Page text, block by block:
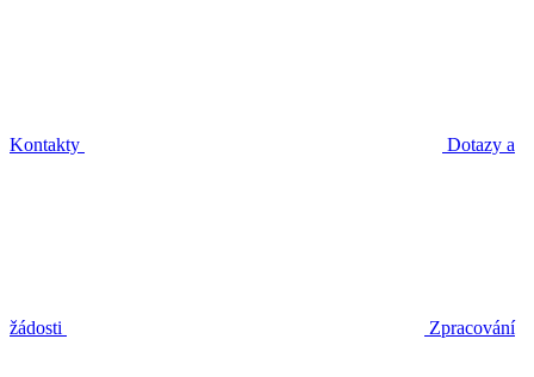
Kontakty Dotazy a
žádosti Zpracování